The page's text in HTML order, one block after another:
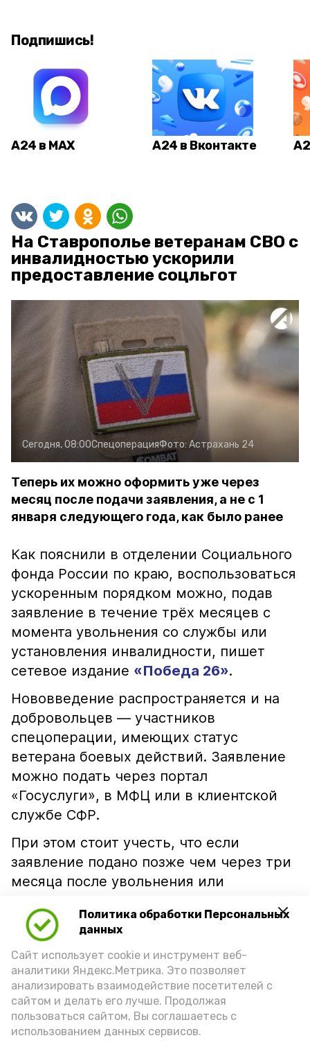
Политика обработки Персональных
данных
Сайт использует cookie и инструмент веб-
аналитики Яндекс.Метрика. Это позволяет
анализировать взаимодействие посетителей с
сайтом и делать его лучше. Продолжая
пользоваться сайтом, Вы соглашаетесь с
использованием данных сервисов.
Подпишись!
А24 в MAX А24 в Вконтакте
На Ставрополье ветеранам СВО с
инвалидностью ускорили
предоставление соцльгот
Сегодня, 08:00СпецоперацияФото:Астрахань 24
Теперь их можно оформить уже через
месяц после подачи заявления, а не с 1
января следующего года, как было ранее
Как пояснили в отделении Социального
фонда России по краю, воспользоваться
ускоренным порядком можно, подав
заявление в течение трёх месяцев с
момента увольнения со службы или
установления инвалидности, пишет
сетевое издание «Победа 26».
Нововведение распространяется и на
добровольцев — участников
спецоперации, имеющих статус
ветерана боевых действий. Заявление
можно подать через портал
«Госуслуги», в МФЦ или в клиентской
службе СФР.
При этом стоит учесть, что если
заявление подано позже чем через три
месяца после увольнения или
предоставят по общим правилам — с
начала следующего года.
победа 26 поддержка бойцов